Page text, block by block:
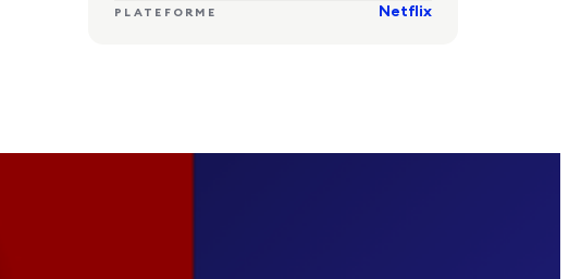
PLATEFORME Netflix